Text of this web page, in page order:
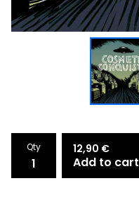
Qty 12,90 €
Add to cart